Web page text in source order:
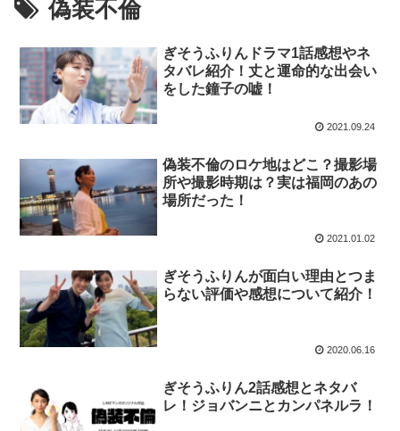
偽装不倫
ぎそうふりんドラマ1話感想やネ
タバレ紹介！丈と運命的な出会い
をした鐘子の嘘！
2021.09.24
偽装不倫のロケ地はどこ？撮影場
所や撮影時期は？実は福岡のあの
場所だった！
2021.01.02
ぎそうふりんが面白い理由とつま
らない評価や感想について紹介！
2020.06.16
ぎそうふりん2話感想とネタバ
レ！ジョバンニとカンパネルラ！